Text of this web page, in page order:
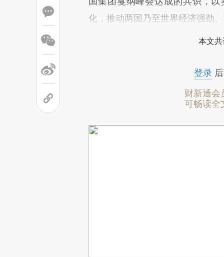
化，推动两国乃至世界经济强劲、
本文共
登录后
财新通会
可畅读全